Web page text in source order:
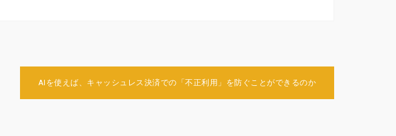
AIを使えば、キャッシュレス決済での「不正利用」を防ぐことができるのか